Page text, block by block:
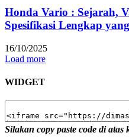
Honda Vario : Sejarah,
Spesifikasi Lengkap
16/10/2025
Load more
WIDGET
Silakan copy paste code di atas